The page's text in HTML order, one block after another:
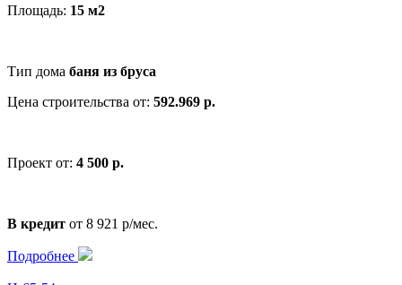
Площадь: 15 м2
Тип дома баня из бруса
Цена строительства от: 592.969 р.
Проект от: 4 500 р.
В кредит от 8 921 р/мес.
Подробнее